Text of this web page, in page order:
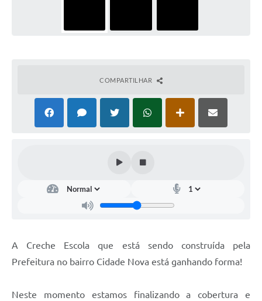
COMPARTILHAR
A Creche Escola que está sendo construída pela
Prefeitura no bairro Cidade Nova está ganhando forma!
Neste momento estamos finalizando a cobertura e